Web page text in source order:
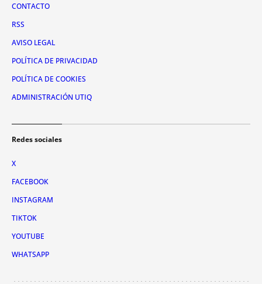
CONTACTO
RSS
AVISO LEGAL
POLÍTICA DE PRIVACIDAD
POLÍTICA DE COOKIES
ADMINISTRACIÓN UTIQ
Redes sociales
X
FACEBOOK
INSTAGRAM
TIKTOK
YOUTUBE
WHATSAPP